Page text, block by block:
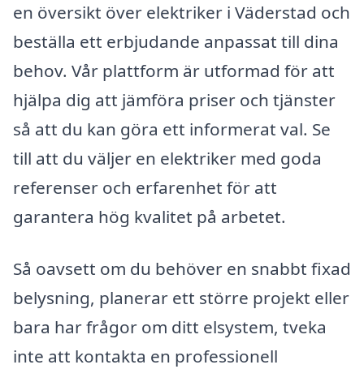
en översikt över elektriker i Väderstad och
beställa ett erbjudande anpassat till dina
behov. Vår plattform är utformad för att
hjälpa dig att jämföra priser och tjänster
så att du kan göra ett informerat val. Se
till att du väljer en elektriker med goda
referenser och erfarenhet för att
garantera hög kvalitet på arbetet.
Så oavsett om du behöver en snabbt fixad
belysning, planerar ett större projekt eller
bara har frågor om ditt elsystem, tveka
inte att kontakta en professionell